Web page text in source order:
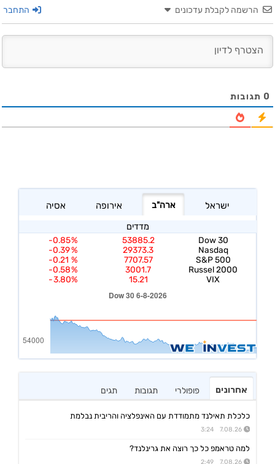
הרשמה לקבלת עדכונים התחבר
0 תגובות
אחרונים פופולרי תגובות תגים
כלכלת תאילנד מתמודדת עם האינפלציה והריבית נבלמת
7.08.26 3:24
למה טראמפ כל כך רוצה את גרינלנד?
7.08.26 2:49